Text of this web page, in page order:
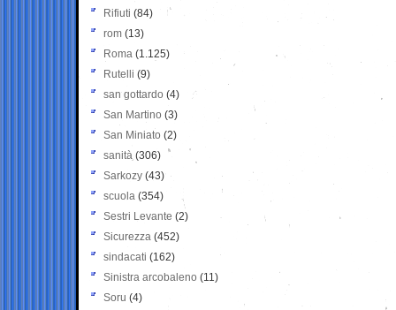
Rifiuti (84)
rom (13)
Roma (1.125)
Rutelli (9)
san gottardo (4)
San Martino (3)
San Miniato (2)
sanità (306)
Sarkozy (43)
scuola (354)
Sestri Levante (2)
Sicurezza (452)
sindacati (162)
Sinistra arcobaleno (11)
Soru (4)